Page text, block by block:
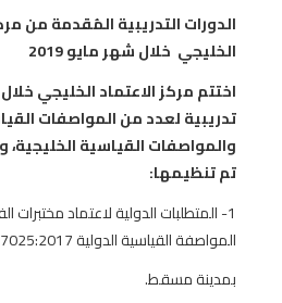
الدورات التدريبية المُقدمة من
الخليجي خلال شهر مايو 2019
اختتم مركز الاعتماد الخليجي
تدريبية لعدد من المواصفات
والمواصفات القياسية الخليجية،
تم تنظيمها:
1- المتطلبات الدولية لاعتماد
المواصفة القياسية الدولية ISO/IEC 17025:2017،
بمدينة مسقط.